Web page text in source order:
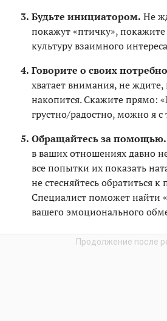
Будьте инициатором. Не
покажут «птичку»,
культуру взаимного
Говорите о своих
хватает внимания, не ждите,
накопится. Скажите прямо:
грустно/радостно, можно я
Обращайтесь за помощью.
в ваших отношениях давно
все попытки их показать
не стесняйтесь обратиться к
Специалист поможет найти
вашего эмоционального